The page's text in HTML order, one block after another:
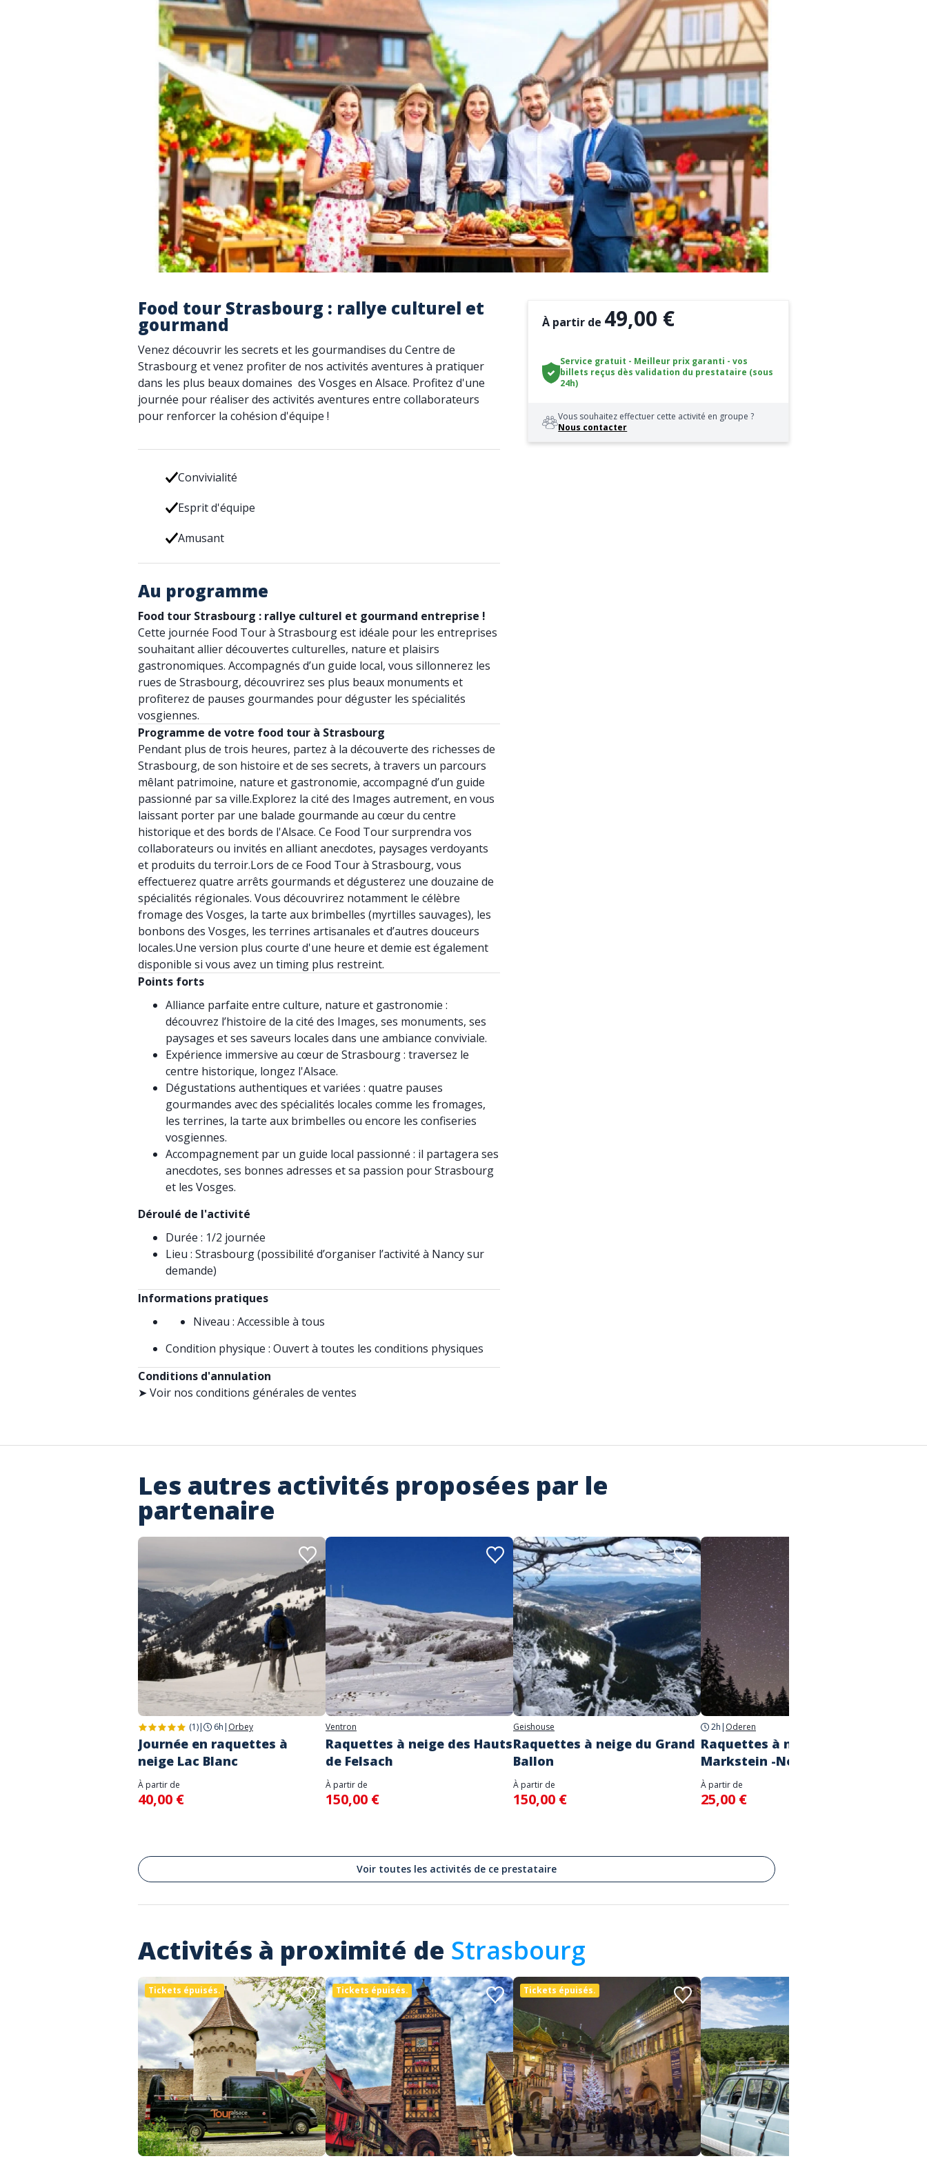
Food tour Strasbourg : rallye culturel et
gourmand
Venez découvrir les secrets et les gourmandises du Centre de
Strasbourg et venez profiter de nos activités aventures à pratiquer
dans les plus beaux domaines des Vosges en Alsace. Profitez d'une
journée pour réaliser des activités aventures entre collaborateurs
pour renforcer la cohésion d'équipe !
Convivialité
Esprit d'équipe
Amusant
Au programme
Food tour Strasbourg : rallye culturel et gourmand entreprise !
Cette journée Food Tour à Strasbourg est idéale pour les entreprises
souhaitant allier découvertes culturelles, nature et plaisirs
gastronomiques. Accompagnés d’un guide local, vous sillonnerez les
rues de Strasbourg, découvrirez ses plus beaux monuments et
profiterez de pauses gourmandes pour déguster les spécialités
vosgiennes.
Programme de votre food tour à Strasbourg
Pendant plus de trois heures, partez à la découverte des richesses de
Strasbourg, de son histoire et de ses secrets, à travers un parcours
mêlant patrimoine, nature et gastronomie, accompagné d’un guide
passionné par sa ville.Explorez la cité des Images autrement, en vous
laissant porter par une balade gourmande au cœur du centre
historique et des bords de l'Alsace. Ce Food Tour surprendra vos
collaborateurs ou invités en alliant anecdotes, paysages verdoyants
et produits du terroir.Lors de ce Food Tour à Strasbourg, vous
effectuerez quatre arrêts gourmands et dégusterez une douzaine de
spécialités régionales. Vous découvrirez notamment le célèbre
fromage des Vosges, la tarte aux brimbelles (myrtilles sauvages), les
bonbons des Vosges, les terrines artisanales et d’autres douceurs
locales.Une version plus courte d'une heure et demie est également
disponible si vous avez un timing plus restreint.
Points forts
Alliance parfaite entre culture, nature et gastronomie :
découvrez l’histoire de la cité des Images, ses monuments, ses
paysages et ses saveurs locales dans une ambiance conviviale.
Expérience immersive au cœur de Strasbourg : traversez le
centre historique, longez l'Alsace.
Dégustations authentiques et variées : quatre pauses
gourmandes avec des spécialités locales comme les fromages,
les terrines, la tarte aux brimbelles ou encore les confiseries
vosgiennes.
Accompagnement par un guide local passionné : il partagera ses
anecdotes, ses bonnes adresses et sa passion pour Strasbourg
et les Vosges.
Déroulé de l'activité
Durée : 1/2 journée
Lieu : Strasbourg (possibilité d’organiser l’activité à Nancy sur
demande)
Informations pratiques
Niveau : Accessible à tous
Condition physique : Ouvert à toutes les conditions physiques
Conditions d'annulation
➤ Voir nos conditions générales de ventes
À partir de 49,00 €
Service gratuit - Meilleur prix garanti - vos
billets reçus dès validation du prestataire (sous
24h)
Vous souhaitez effectuer cette activité en groupe ?
Nous contacter
Les autres activités proposées par le
partenaire
(1)| 6h | Orbey
Journée en raquettes à
neige Lac Blanc
À partir de
40,00 €
Ventron
Raquettes à neige des Hauts
de Felsach
À partir de
150,00 €
Geishouse
Raquettes à neige du Grand
Ballon
À partir de
150,00 €
2h | Oderen
Raquettes à neige au
Markstein -Nocturne
À partir de
25,00 €
Voir toutes les activités de ce prestataire
Activités à proximité de Strasbourg
Tickets épuisés. Tickets épuisés. Tickets épuisés.